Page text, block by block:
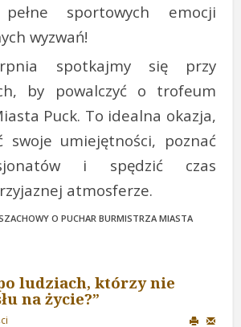
sportowych emocji
wyzwań!
spotkajmy się przy
by powalczyć o trofeum
Puck. To idealna okazja,
swoje umiejętności, poznać
i spędzić czas
atmosferze.
O PUCHAR BURMISTRZA MIASTA
ludziach, którzy nie
na życie?”